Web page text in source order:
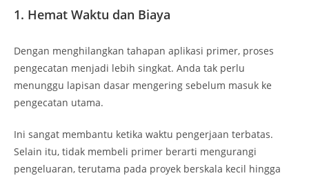
1. Hemat Waktu dan Biaya
Dengan menghilangkan tahapan aplikasi primer, proses
pengecatan menjadi lebih singkat. Anda tak perlu
menunggu lapisan dasar mengering sebelum masuk ke
pengecatan utama.
Ini sangat membantu ketika waktu pengerjaan terbatas.
Selain itu, tidak membeli primer berarti mengurangi
pengeluaran, terutama pada proyek berskala kecil hingga